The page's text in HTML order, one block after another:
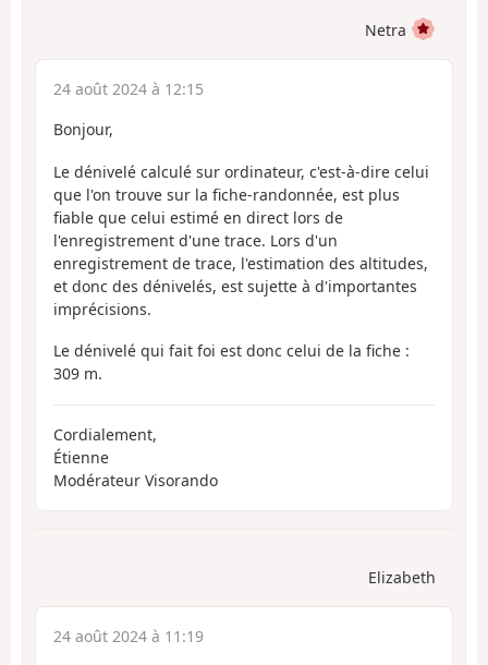
Netra
24 août 2024 à 12:15
Bonjour,
Le dénivelé calculé sur ordinateur, c'est-à-dire celui
que l'on trouve sur la fiche-randonnée, est plus
fiable que celui estimé en direct lors de
l'enregistrement d'une trace. Lors d'un
enregistrement de trace, l'estimation des altitudes,
et donc des dénivelés, est sujette à d'importantes
imprécisions.
Le dénivelé qui fait foi est donc celui de la fiche :
309 m.
Cordialement,
Étienne
Modérateur Visorando
Elizabeth
24 août 2024 à 11:19